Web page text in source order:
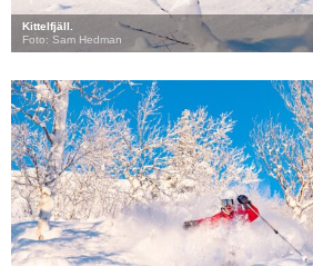
Kittelfjäll.
Foto: Sam Hedman